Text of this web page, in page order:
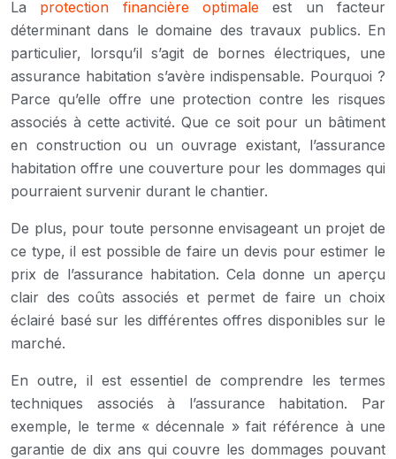
La protection financière optimale est un facteur
déterminant dans le domaine des travaux publics. En
particulier, lorsqu’il s’agit de bornes électriques, une
assurance habitation s’avère indispensable. Pourquoi ?
Parce qu’elle offre une protection contre les risques
associés à cette activité. Que ce soit pour un bâtiment
en construction ou un ouvrage existant, l’assurance
habitation offre une couverture pour les dommages qui
pourraient survenir durant le chantier.
De plus, pour toute personne envisageant un projet de
ce type, il est possible de faire un devis pour estimer le
prix de l’assurance habitation. Cela donne un aperçu
clair des coûts associés et permet de faire un choix
éclairé basé sur les différentes offres disponibles sur le
marché.
En outre, il est essentiel de comprendre les termes
techniques associés à l’assurance habitation. Par
exemple, le terme « décennale » fait référence à une
garantie de dix ans qui couvre les dommages pouvant